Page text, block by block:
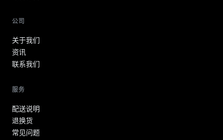
公司
关于我们
资讯
联系我们
服务
配送说明
退换货
常见问题